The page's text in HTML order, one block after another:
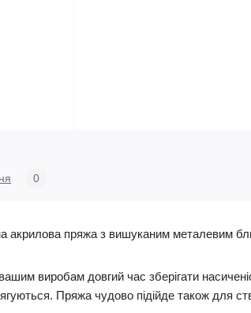
0
акрилова пряжа з вишуканим металевим
виробам довгий час зберігати
Пряжа чудово підійде також для